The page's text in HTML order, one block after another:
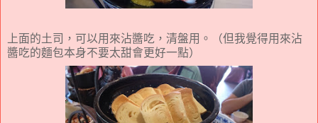
上面的土司，可以用來沾醬吃，清盤用。（但我覺得用來沾
醬吃的麵包本身不要太甜會更好一點）